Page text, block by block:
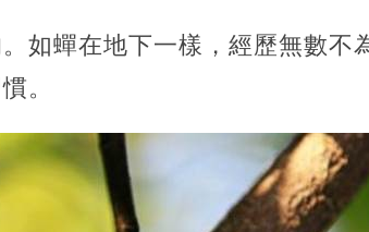
如蟬在地下一樣，經歷無數不
。